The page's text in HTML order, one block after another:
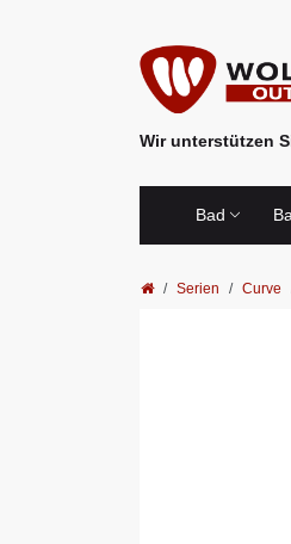
Wir unterstützen
Bad
Serien Curve